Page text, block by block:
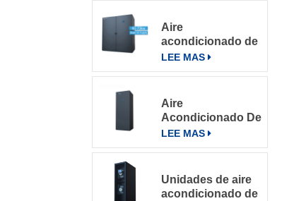
Aire
acondicionado de
precisión para
salas de
grandes
LEE MAS
Aire
Acondicionado De
Precisión Para
Salas De
LEE MAS
Unidades de aire
acondicionado de